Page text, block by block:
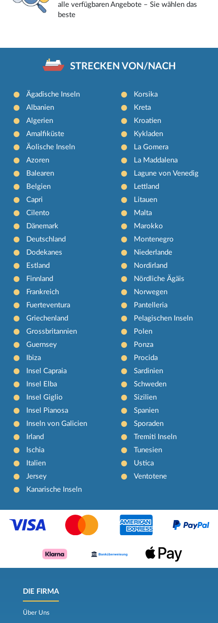
alle verfügbaren Angebote – Sie wählen das
beste
STRECKEN VON/NACH
Ägadische Inseln
Albanien
Algerien
Amalfiküste
Äolische Inseln
Azoren
Balearen
Belgien
Capri
Cilento
Dänemark
Deutschland
Dodekanes
Estland
Finnland
Frankreich
Fuerteventura
Griechenland
Grossbritannien
Guernsey
Ibiza
Insel Capraia
Insel Elba
Insel Giglio
Insel Pianosa
Inseln von Galicien
Irland
Ischia
Italien
Jersey
Kanarische Inseln
Korsika
Kreta
Kroatien
Kykladen
La Gomera
La Maddalena
Lagune von Venedig
Lettland
Litauen
Malta
Marokko
Montenegro
Niederlande
Nordirland
Nördliche Ägäis
Norwegen
Pantelleria
Pelagischen Inseln
Polen
Ponza
Procida
Sardinien
Schweden
Sizilien
Spanien
Sporaden
Tremiti Inseln
Tunesien
Ustica
Ventotene
DIE FIRMA
Über Uns